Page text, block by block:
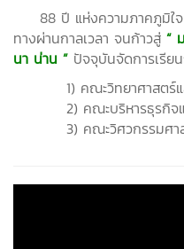
88 ปี แห่งความภาคภูมิใ
ทางผ่านกาลเวลา จนก้าวสู่ “
นา น่าน ” ปัจจุบันจัดการเรี
1) คณะวิทยาศาสตร์และ
2) คณะบริหารธุรกิจแล
3) คณะวิศวกรรมศา